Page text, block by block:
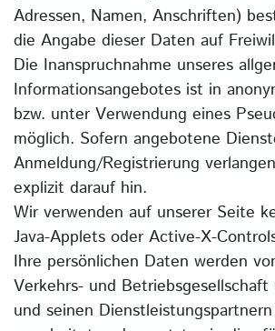
Adressen, Namen, Anschriften)
die Angabe dieser Daten auf
Die Inanspruchnahme unseres
Informationsangebotes ist in
bzw. unter Verwendung eines
möglich. Sofern angebotene
Anmeldung/Registrierung
explizit darauf hin.
Wir verwenden auf unserer Seite
Java-Applets oder Active-X-
Ihre persönlichen Daten werden
Verkehrs- und Betriebsgesellschaft
und seinen